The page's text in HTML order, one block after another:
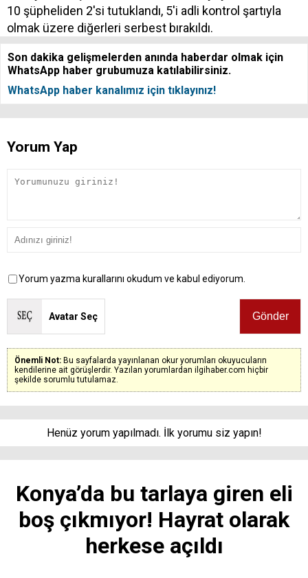
10 şüpheliden 2'si tutuklandı, 5'i adli kontrol şartıyla
olmak üzere diğerleri serbest bırakıldı.
Son dakika gelişmelerden anında haberdar olmak için
WhatsApp haber grubumuza katılabilirsiniz.
WhatsApp haber kanalımız için tıklayınız!
Yorum Yap
Yorum yazma kurallarını okudum ve kabul ediyorum.
Avatar Seç
Önemli Not: Bu sayfalarda yayınlanan okur yorumları okuyucuların
kendilerine ait görüşlerdir. Yazılan yorumlardan ilgihaber.com hiçbir
şekilde sorumlu tutulamaz.
Henüz yorum yapılmadı. İlk yorumu siz yapın!
Konya’da bu tarlaya giren eli
boş çıkmıyor! Hayrat olarak
herkese açıldı